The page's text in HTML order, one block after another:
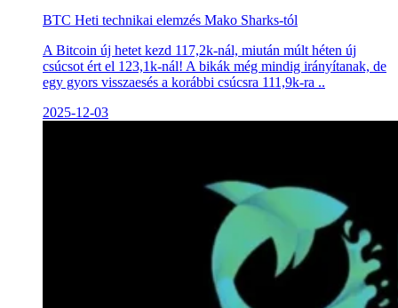
BTC Heti technikai elemzés Mako Sharks-tól
A Bitcoin új hetet kezd 117,2k-nál, miután múlt héten új
csúcsot ért el 123,1k-nál! A bikák még mindig irányítanak, de
egy gyors visszaesés a korábbi csúcsra 111,9k-ra ..
2025-12-03